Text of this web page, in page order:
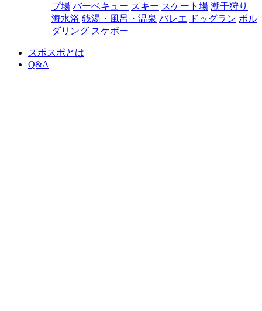
プ場 バーベキュー スキー スケート場 潮干狩り
海水浴 銭湯・風呂・温泉 バレエ ドッグラン ボル
ダリング スケボー
スポスポとは
Q&A